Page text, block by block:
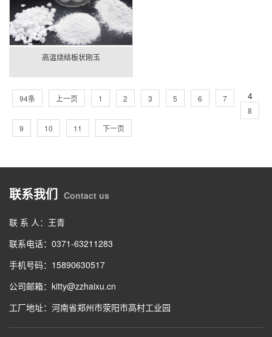
高温烧结板状刚玉
94条 上一页 1 2 3 4
5 6
7
8
9
10 11 下一页
联系我们 Contact us
联 系 人：王青
联系电话：0371-63211283
手机号码：15890630517
公司邮箱：kitty@zzhaixu.cn
工厂地址：河南省郑州市荥阳市高村工业园